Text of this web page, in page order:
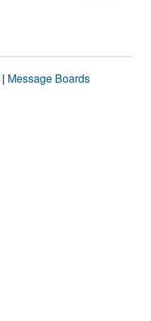
| Message Boards